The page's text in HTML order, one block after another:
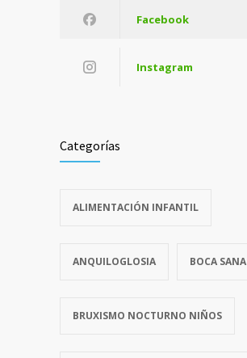
Facebook
Instagram
Categorías
ALIMENTACIÓN INFANTIL
ANQUILOGLOSIA BOCA SANA
BRUXISMO NOCTURNO NIÑOS